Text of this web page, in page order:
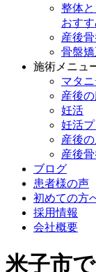
整体
おす
産後
骨盤
施術メニュ
マタ
産後
妊活
妊活
産後
産後
ブログ
患者様の声
初めての方
採用情報
会社概要
米子市